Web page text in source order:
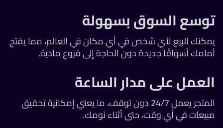
توسع السوق بسهولة
يمكنك البيع لأي شخص في أي مكان في العالم، مما يفتح
أمامك أسواقًا جديدة دون الحاجة إلى فروع مادية.
العمل على مدار الساعة
المتجر يعمل 24/7 دون توقف، ما يعني إمكانية تحقيق
مبيعات في أي وقت، حتى أثناء نومك.